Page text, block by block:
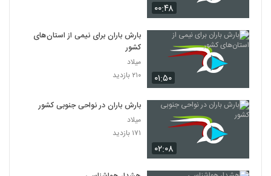
۰۰:۴۸
۰۱:۵۰
بارش باران برای نیمی از استان‌های
کشور
میلاد
۲۱۰ بازدید
۰۲:۰۸
بارش باران در نواحی جنوبی کشور
میلاد
۱۷۱ بازدید